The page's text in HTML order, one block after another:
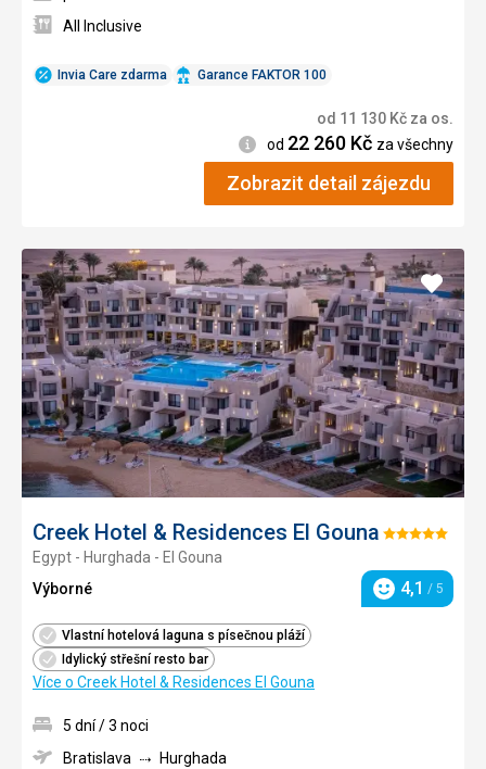
Invia Care zdarma Garance FAKTOR 100
All Inclusive
od 11 130 Kč za os.
Informace
od 22 260 Kč za všechny
Zobrazit detail zájezdu
Creek Hotel & Residences El Gouna Hodnocení:
Egypt - Hurghada - El Gouna
Výborné
Hodnocení
4,1 / 5
Vlastní hotelová laguna s písečnou pláží
Idylický střešní resto bar
Více o Creek Hotel & Residences El Gouna
Přidat
do
5 dní / 3 noci
Bratislava
Hurghada